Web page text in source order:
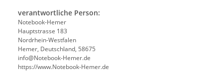
verantwortliche Person:
Notebook-Hemer
Hauptstrasse 183
Nordrhein-Westfalen
Hemer, Deutschland, 58675
info@Notebook-Hemer.de
https://www.Notebook-Hemer.de